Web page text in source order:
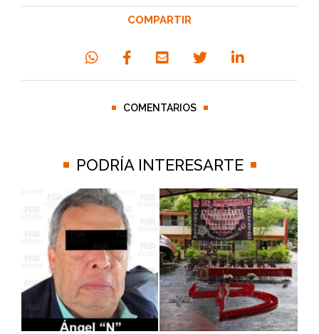
COMPARTIR
COMENTARIOS
PODRÍA INTERESARTE